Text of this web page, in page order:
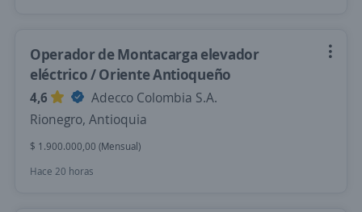
Operador de Montacarga elevador
eléctrico / Oriente Antioqueño
4,6
Adecco Colombia S.A.
Rionegro, Antioquia
$ 1.900.000,00 (Mensual)
Hace 20 horas